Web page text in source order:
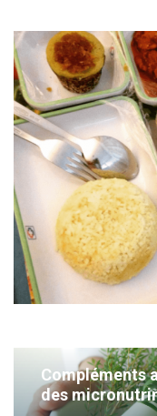
Compléments
des